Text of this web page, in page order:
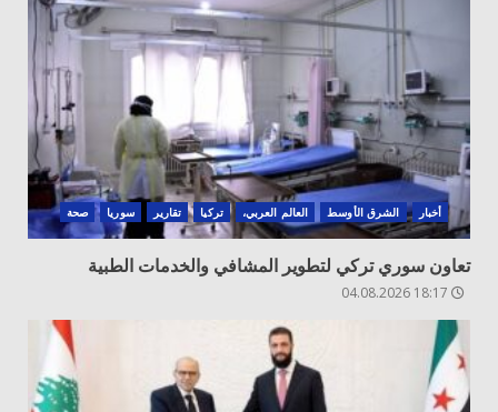
أخبار الشرق الأوسط العالم العربي، تركيا تقارير سوريا صحة
تعاون سوري تركي لتطوير المشافي والخدمات الطبية